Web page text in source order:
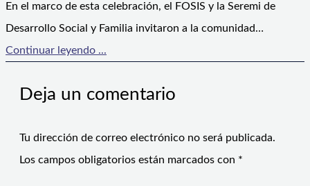
En el marco de esta celebración, el FOSIS y la Seremi de
Desarrollo Social y Familia invitaron a la comunidad…
Continuar leyendo ...
Deja un comentario
Tu dirección de correo electrónico no será publicada.
Los campos obligatorios están marcados con *